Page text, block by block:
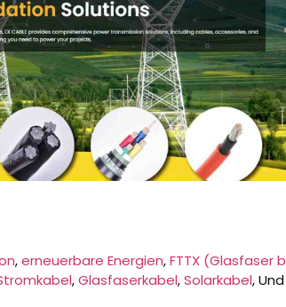
,erneuerbare Energien,FTTX (Glasfaser
,Glasfaserkabel,Solarkabel, Und